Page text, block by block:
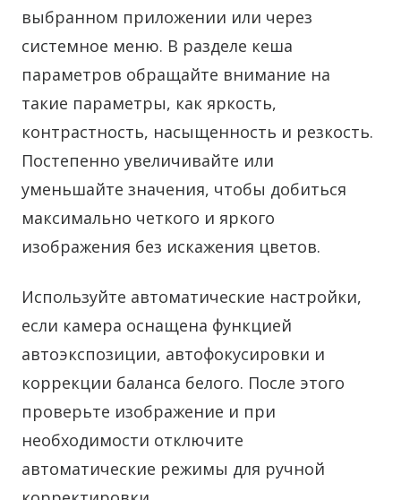
выбранном приложении или через
системное меню. В разделе кеша
параметров обращайте внимание на
такие параметры, как яркость,
контрастность, насыщенность и резкость.
Постепенно увеличивайте или
уменьшайте значения, чтобы добиться
максимально четкого и яркого
изображения без искажения цветов.
Используйте автоматические настройки,
если камера оснащена функцией
автоэкспозиции, автофокусировки и
коррекции баланса белого. После этого
проверьте изображение и при
необходимости отключите
автоматические режимы для ручной